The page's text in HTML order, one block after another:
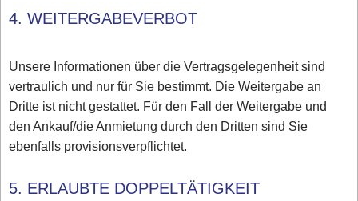
4. WEITERGABEVERBOT
Unsere Informationen über die Vertragsgelegenheit sind
vertraulich und nur für Sie bestimmt. Die Weitergabe an
Dritte ist nicht gestattet. Für den Fall der Weitergabe und
den Ankauf/die Anmietung durch den Dritten sind Sie
ebenfalls provisionsverpflichtet.
5. ERLAUBTE DOPPELTÄTIGKEIT